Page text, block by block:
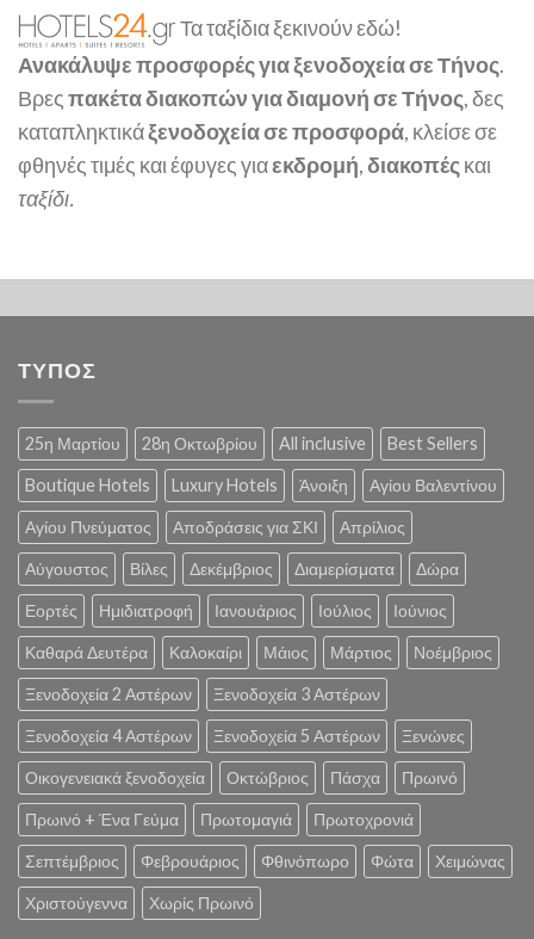
Τα ταξίδια ξεκινούν εδώ!
Ανακάλυψε προσφορές για ξενοδοχεία σε Τήνος.
Βρεςπακέτα διακοπών για διαμονή σε Τήνος, δες
καταπληκτικάξενοδοχεία σε προσφορά, κλείσε σε
φθηνές τιμές και έφυγες γιαεκδρομή,διακοπέςκαι
ταξίδι.
ΤΥΠΟΣ
25η Μαρτίου 28η Οκτωβρίου All inclusive Best Sellers
Boutique Hotels Luxury Hotels Άνοιξη Αγίου Βαλεντίνου
Αγίου Πνεύματος Αποδράσεις για ΣΚΙ Απρίλιος
Αύγουστος Βίλες Δεκέμβριος Διαμερίσματα Δώρα
Εορτές Ημιδιατροφή Ιανουάριος Ιούλιος Ιούνιος
Καθαρά Δευτέρα Καλοκαίρι Μάιος Μάρτιος Νοέμβριος
Ξενοδοχεία 2 Αστέρων Ξενοδοχεία 3 Αστέρων
Ξενοδοχεία 4 Αστέρων Ξενοδοχεία 5 Αστέρων Ξενώνες
Οικογενειακά ξενοδοχεία Οκτώβριος Πάσχα Πρωινό
Πρωινό + Ένα Γεύμα Πρωτομαγιά Πρωτοχρονιά
Σεπτέμβριος Φεβρουάριος Φθινόπωρο Φώτα Χειμώνας
Χριστούγεννα Χωρίς Πρωινό